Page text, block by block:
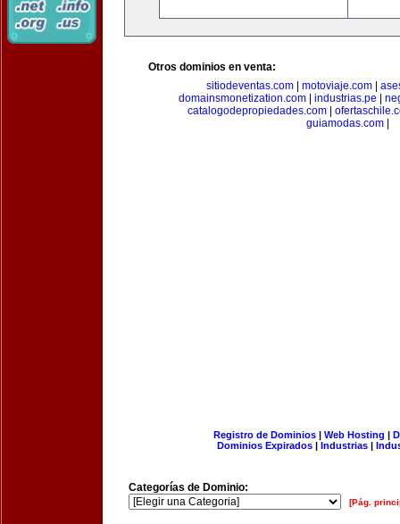
Otros dominios en venta:
sitiodeventas.com
motoviaje.com
domainsmonetization.com| industrias.pe
catalogodepropiedades.com|
guiamodas.com|
Registro de Dominios| Web Hosting |
Dominios Expirados | Industrias |
Categorías de Dominio:
[Pág.